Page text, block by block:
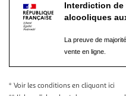
Interdiction
alcooliques
La preuve de
vente en ligne.
* Voir les conditions en cliquant ici